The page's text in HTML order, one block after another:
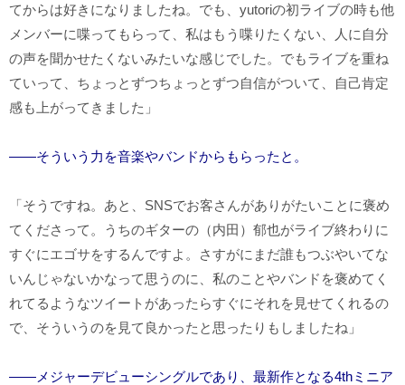
てからは好きになりましたね。でも、yutoriの初ライブの時も他
メンバーに喋ってもらって、私はもう喋りたくない、人に自分
の声を聞かせたくないみたいな感じでした。でもライブを重ね
ていって、ちょっとずつちょっとずつ自信がついて、自己肯定
感も上がってきました」
――そういう力を音楽やバンドからもらったと。
「そうですね。あと、SNSでお客さんがありがたいことに褒め
てくださって。うちのギターの（内田）郁也がライブ終わりに
すぐにエゴサをするんですよ。さすがにまだ誰もつぶやいてな
いんじゃないかなって思うのに、私のことやバンドを褒めてく
れてるようなツイートがあったらすぐにそれを見せてくれるの
で、そういうのを見て良かったと思ったりもしましたね」
――メジャーデビューシングルであり、最新作となる4thミニア